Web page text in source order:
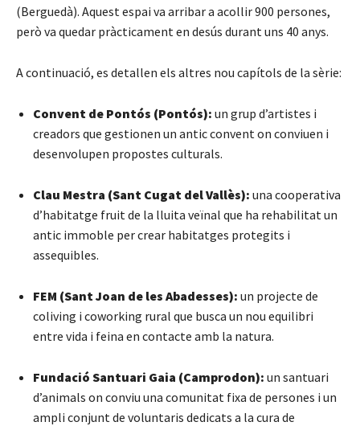
(Berguedà). Aquest espai va arribar a acollir 900 persones,
però va quedar pràcticament en desús durant uns 40 anys.
A continuació, es detallen els altres nou capítols de la sèrie:
Convent de Pontós (Pontós): un grup d’artistes i
creadors que gestionen un antic convent on conviuen i
desenvolupen propostes culturals.
Clau Mestra (Sant Cugat del Vallès): una cooperativa
d’habitatge fruit de la lluita veïnal que ha rehabilitat un
antic immoble per crear habitatges protegits i
assequibles.
FEM (Sant Joan de les Abadesses): un projecte de
coliving i coworking rural que busca un nou equilibri
entre vida i feina en contacte amb la natura.
Fundació Santuari Gaia (Camprodon): un santuari
d’animals on conviu una comunitat fixa de persones i un
ampli conjunt de voluntaris dedicats a la cura de